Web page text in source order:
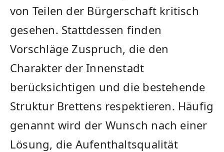
von Teilen der Bürgerschaft kritisch
gesehen. Stattdessen finden
Vorschläge Zuspruch, die den
Charakter der Innenstadt
berücksichtigen und die bestehende
Struktur Brettens respektieren. Häufig
genannt wird der Wunsch nach einer
Lösung, die Aufenthaltsqualität